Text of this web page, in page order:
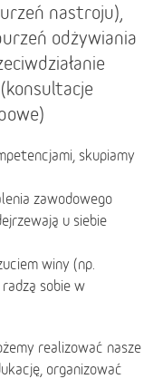
nastroju),
odżywiania
skupiamy
zawodowego
u siebie
winy (np.
sobie w
realizować nasze
organizować